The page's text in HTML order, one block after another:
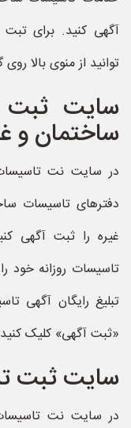
آگهی کنید. برای
توانید از منوی بالا
سایت ثبت
ساختمان و
در سایت نت
دفترهای تاسیسات
غیره را ثبت آگهی
تاسیسات روزانه خود
تبلیغ رایگان آگهی
«ثبت آگهی» کلیک
سایت ثبت
در سایت نت